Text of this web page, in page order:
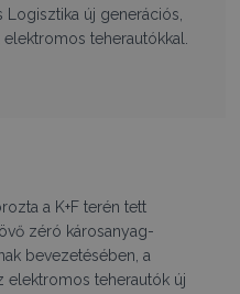
új generációs,
teherautókkal.
a K+F terén tett
zéró károsanyag-
bevezetésében, a
elektromos teherautók új